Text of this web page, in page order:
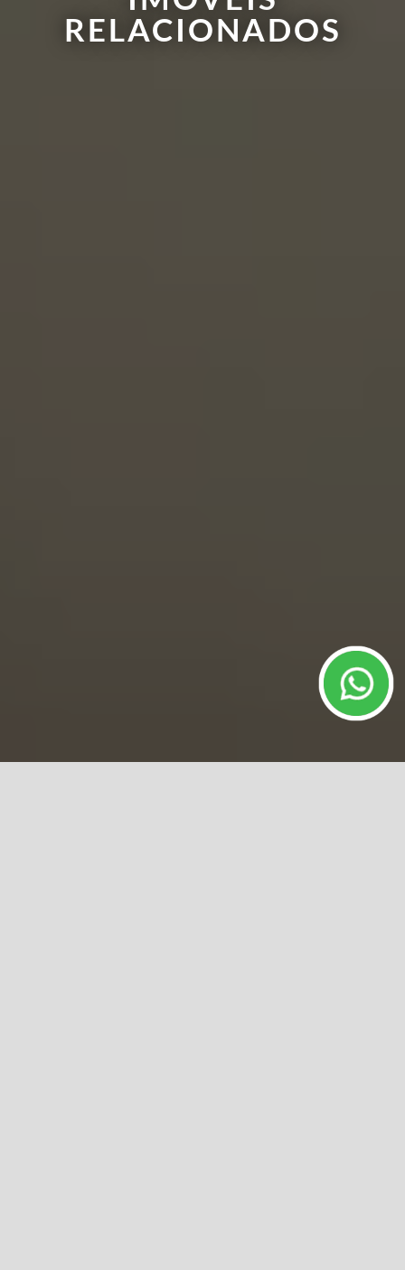
RELACIONADOS